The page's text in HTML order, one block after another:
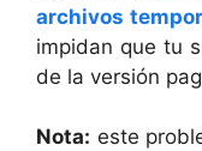
archivos
impidan que tu
de la versión
Nota: este